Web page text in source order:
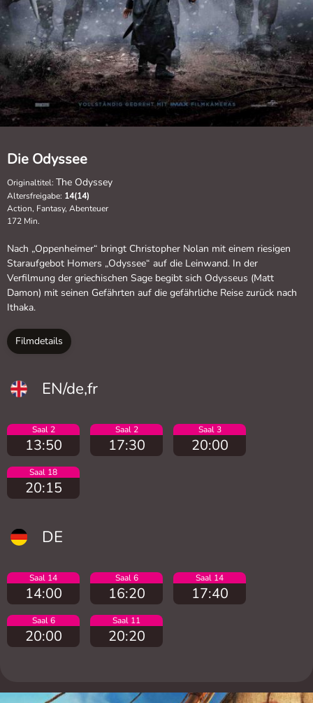
Die Odyssee
Originaltitel: The Odyssey
Altersfreigabe: 14(14)
Action, Fantasy, Abenteuer
172 Min.
Nach „Oppenheimer“ bringt Christopher Nolan mit einem riesigen
Staraufgebot Homers „Odyssee“ auf die Leinwand. In der
Verfilmung der griechischen Sage begibt sich Odysseus (Matt
Damon) mit seinen Gefährten auf die gefährliche Reise zurück nach
Ithaka.
Filmdetails
EN/de,fr
Saal 2
13:50
Saal 2
17:30
Saal 3
20:00
Saal 18
20:15
DE
Saal 14
14:00
Saal 6
16:20
Saal 14
17:40
Saal 6
20:00
Saal 11
20:20